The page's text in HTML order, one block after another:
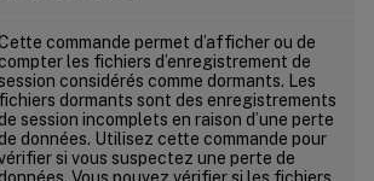
commande permet d’afficher ou de
compter les fichiers d’enregistrement de
considérés comme dormants. Les
fichiers dormants sont des enregistrements
session incomplets en raison d’une perte
données. Utilisez cette commande pour
si vous suspectez une perte de
Vous pouvez vérifier si les fichiers